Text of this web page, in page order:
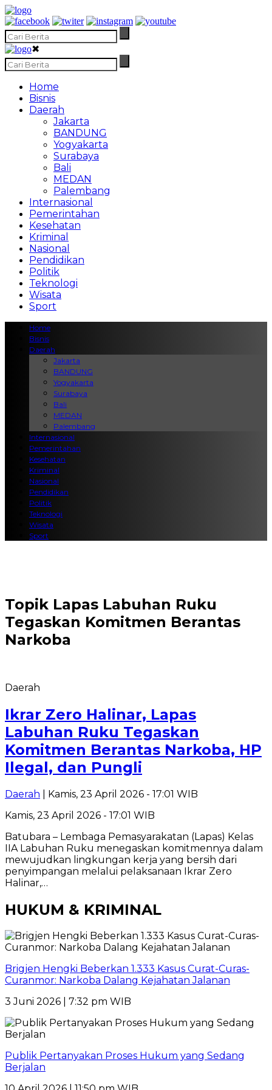
✖
Home
Bisnis
Daerah
Jakarta
BANDUNG
Yogyakarta
Surabaya
Bali
MEDAN
Palembang
Internasional
Pemerintahan
Kesehatan
Kriminal
Nasional
Pendidikan
Politik
Teknologi
Wisata
Sport
Home
Bisnis
Daerah
Jakarta
BANDUNG
Yogyakarta
Surabaya
Bali
MEDAN
Palembang
Internasional
Pemerintahan
Kesehatan
Kriminal
Nasional
Pendidikan
Politik
Teknologi
Wisata
Sport
Topik Lapas Labuhan Ruku
Tegaskan Komitmen Berantas
Narkoba
Daerah
Ikrar Zero Halinar, Lapas
Labuhan Ruku Tegaskan
Komitmen Berantas Narkoba, HP
Ilegal, dan Pungli
Daerah | Kamis, 23 April 2026 - 17:01 WIB
Kamis, 23 April 2026 - 17:01 WIB
Batubara – Lembaga Pemasyarakatan (Lapas) Kelas
IIA Labuhan Ruku menegaskan komitmennya dalam
mewujudkan lingkungan kerja yang bersih dari
penyimpangan melalui pelaksanaan Ikrar Zero
Halinar,…
HUKUM & KRIMINAL
Brigjen Hengki Beberkan 1.333 Kasus Curat-Curas-
Curanmor: Narkoba Dalang Kejahatan Jalanan
3 Juni 2026 | 7:32 pm WIB
Publik Pertanyakan Proses Hukum yang Sedang
Berjalan